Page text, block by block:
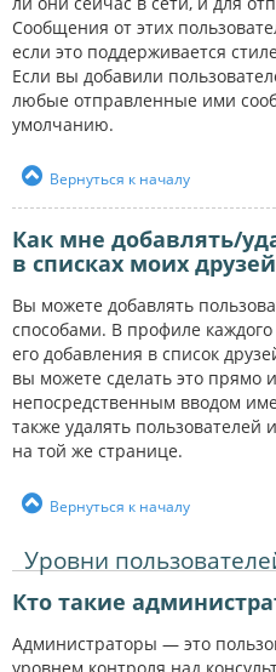
Сообщения от этих
если это поддерживается
Если вы добавили
любые отправленные ими
умолчанию.
Вернуться к началу
Как мне добавлять/
в списках моих
Вы можете добавлять
способами. В профиле каждого
его добавления в список
вы можете сделать это прямо
непосредственным вводом
также удалять пользователей
на той же странице.
Вернуться к началу
Уровни
Кто такие
Администраторы — это
уровнем контроля над